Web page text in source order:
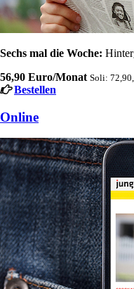
Sechs mal die Woche:
56,90 Euro/Monat Soli:
Bestellen
Online